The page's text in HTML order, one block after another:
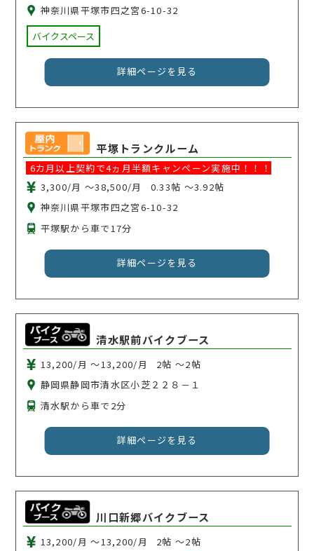
神奈川県平塚市四之宮6-10-32
バイクスペース
詳細ページを見る
平塚トランクルーム
6カ月以上契約で4ヵ月半額キャンペーン実施中！！！
3,300/月 〜38,500/月
0.33帖 〜3.92帖
神奈川県平塚市四之宮6-10-32
平塚駅から車で17分
詳細ページを見る
清水駅前バイクブース
13,200/月 〜13,200/月
2帖 〜2帖
静岡県静岡市清水区小芝２２８－１
清水駅から車で2分
詳細ページを見る
川口新郷バイクブース
13,200/月 〜13,200/月
2帖 〜2帖